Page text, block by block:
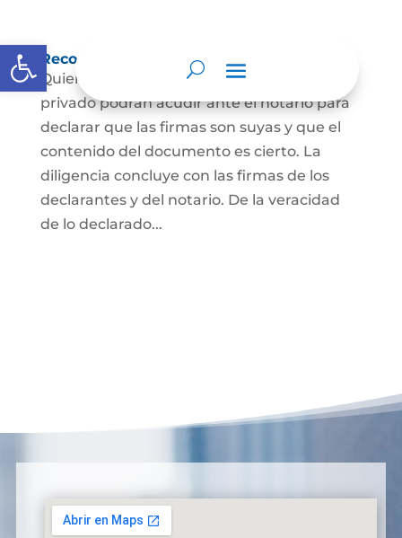
Abrir barra de herramientas
Reconocimiento de firma y contenido
Quienes hayan firmado un documento
privado podrán acudir ante el notario para
declarar que las firmas son suyas y que el
contenido del documento es cierto. La
diligencia concluye con las firmas de los
declarantes y del notario. De la veracidad
de lo declarado...